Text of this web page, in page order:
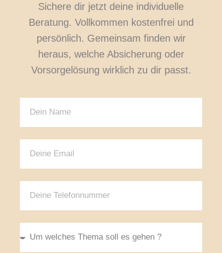
Sichere dir jetzt deine individuelle
Beratung. Vollkommen kostenfrei und
persönlich. Gemeinsam finden wir
heraus, welche Absicherung oder
Vorsorgelösung wirklich zu dir passt.